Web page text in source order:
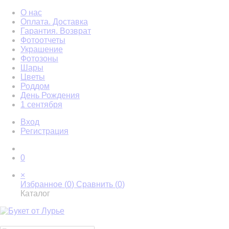
О нас
Оплата. Доставка
Гарантия. Возврат
Фотоотчеты
Украшение
Фотозоны
Шары
Цветы
Роддом
День Рождения
1 сентября
Вход
Регистрация
0
×
Избранное (0) Сравнить (0)
Каталог